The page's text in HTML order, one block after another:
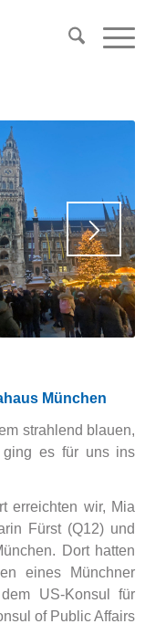
1 2 3
München
strahlend blauen,
ging es für uns ins
erreichten wir, Mia
Fürst (Q12) und
Dort hatten
eines Münchner
US-Konsul für
of Public Affairs